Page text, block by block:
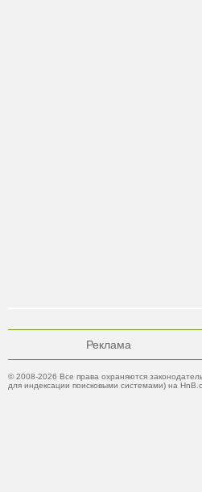
Реклама
© 2008-2026 Все права охраняются
для индексации поисковыми системами) на